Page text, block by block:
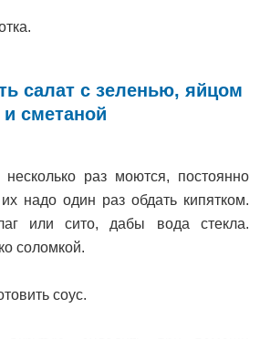
салат с зеленью, яйцом
и сметаной
несколько раз моются, постоянно
надо один раз обдать кипятком.
или сито, дабы вода стекла.
соломкой.
соус.